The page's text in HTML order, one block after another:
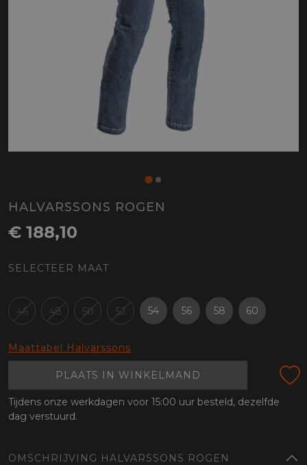
HALVARSSONS ROGEN
€ 188,10
SELECTEER MAAT
46 48 50 52 54 56 58 60
Maattabel Halvarssons
PLAATS IN WINKELMAND
Tijdens onze werkdagen voor 15:00 uur besteld, dezelfde
dag verstuurd.
OMSCHRIJVING HALVARSSONS ROGEN